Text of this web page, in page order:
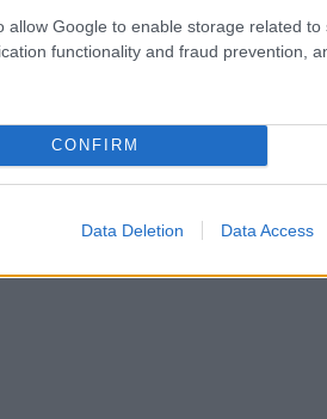
allow Google to enable storage related to
functionality and fraud prevention,
CONFIRM
Data Deletion Data Access